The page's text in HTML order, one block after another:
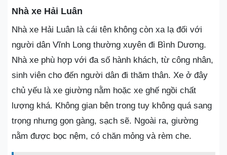
Nhà xe Hải Luân
Nhà xe Hải Luân là cái tên không còn xa lạ đối với
người dân Vĩnh Long thường xuyên đi Bình Dương.
Nhà xe phù hợp với đa số hành khách, từ công nhân,
sinh viên cho đến người dân đi thăm thân. Xe ở đây
chủ yếu là xe giường nằm hoặc xe ghế ngồi chất
lượng khá. Không gian bên trong tuy không quá sang
trọng nhưng gọn gàng, sạch sẽ. Ngoài ra, giường
nằm được bọc nệm, có chăn mỏng và rèm che.